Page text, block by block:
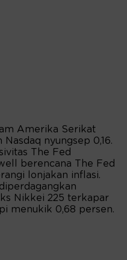
Amerika Serikat
nyungsep 0,16.
The Fed
berencana The Fed
lonjakan inflasi.
Nikkei 225 terkapar
menukik 0,68 persen.